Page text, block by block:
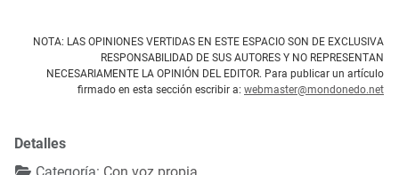
NOTA: LAS OPINIONES VERTIDAS EN ESTE ESPACIO SON DE EXCLUSIVA
RESPONSABILIDAD DE SUS AUTORES Y NO REPRESENTAN
NECESARIAMENTE LA OPINIÓN DEL EDITOR. Para publicar un artículo
firmado en esta sección escribir a: webmaster@mondonedo.net
Detalles